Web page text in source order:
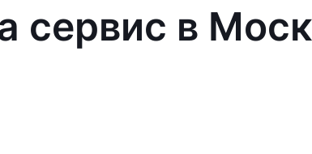
сервис в